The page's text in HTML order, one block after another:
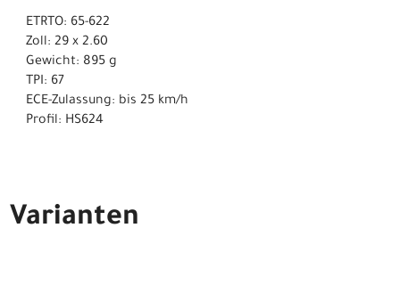
ETRTO: 65-622
Zoll: 29 x 2.60
Gewicht: 895 g
TPI: 67
ECE-Zulassung: bis 25 km/h
Profil: HS624
Varianten